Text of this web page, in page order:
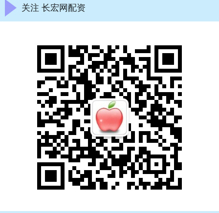
关注 长宏网配资